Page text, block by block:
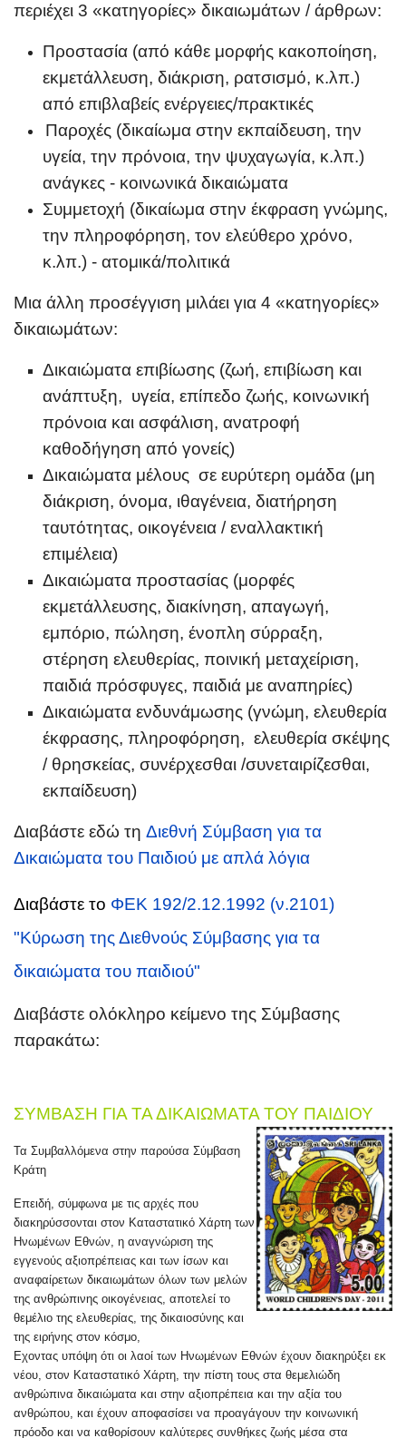
περιέχει 3 «κατηγορίες» δικαιωμάτων / άρθρων:
Προστασία (από κάθε μορφής κακοποίηση,
εκμετάλλευση, διάκριση, ρατσισμό, κ.λπ.)
από επιβλαβείς ενέργειες/πρακτικές
Παροχές (δικαίωμα στην εκπαίδευση, την
υγεία, την πρόνοια, την ψυχαγωγία, κ.λπ.)
ανάγκες - κοινωνικά δικαιώματα
Συμμετοχή (δικαίωμα στην έκφραση γνώμης,
την πληροφόρηση, τον ελεύθερο χρόνο,
κ.λπ.) - ατομικά/πολιτικά
Μια άλλη προσέγγιση μιλάει για 4 «κατηγορίες»
δικαιωμάτων:
Δικαιώματα επιβίωσης (ζωή, επιβίωση και
ανάπτυξη, υγεία, επίπεδο ζωής, κοινωνική
πρόνοια και ασφάλιση, ανατροφή
καθοδήγηση από γονείς)
Δικαιώματα μέλους σε ευρύτερη ομάδα (μη
διάκριση, όνομα, ιθαγένεια, διατήρηση
ταυτότητας, οικογένεια / εναλλακτική
επιμέλεια)
Δικαιώματα προστασίας (μορφές
εκμετάλλευσης, διακίνηση, απαγωγή,
εμπόριο, πώληση, ένοπλη σύρραξη,
στέρηση ελευθερίας, ποινική μεταχείριση,
παιδιά πρόσφυγες, παιδιά με αναπηρίες)
Δικαιώματα ενδυνάμωσης (γνώμη, ελευθερία
έκφρασης, πληροφόρηση, ελευθερία σκέψης
/ θρησκείας, συνέρχεσθαι /συνεταιρίζεσθαι,
εκπαίδευση)
Διαβάστε εδώ τη Διεθνή Σύμβαση για τα
Δικαιώματα του Παιδιού με απλά λόγια
Διαβάστε το ΦΕΚ 192/2.12.1992 (ν.2101)
"Κύρωση της Διεθνούς Σύμβασης για τα
δικαιώματα του παιδιού"
Διαβάστε ολόκληρο κείμενο της Σύμβασης
παρακάτω:
ΣΥΜΒΑΣΗ ΓΙΑ ΤΑ ΔΙΚΑΙΩΜΑΤΑ ΤΟΥ ΠΑΙΔΙΟΥ
Τα Συμβαλλόμενα στην παρούσα Σύμβαση
Κράτη
Επειδή, σύμφωνα με τις αρχές που
διακηρύσσονται στον Καταστατικό Χάρτη των
Ηνωμένων Εθνών, η αναγνώριση της
εγγενούς αξιοπρέπειας και των ίσων και
αναφαίρετων δικαιωμάτων όλων των μελών
της ανθρώπινης οικογένειας, αποτελεί το
θεμέλιο της ελευθερίας, της δικαιοσύνης και
της ειρήνης στον κόσμο,
Εχοντας υπόψη ότι οι λαοί των Ηνωμένων Εθνών έχουν διακηρύξει εκ
νέου, στον Καταστατικό Χάρτη, την πίστη τους στα θεμελιώδη
ανθρώπινα δικαιώματα και στην αξιοπρέπεια και την αξία του
ανθρώπου, και έχουν αποφασίσει να προαγάγουν την κοινωνική
πρόοδο και να καθορίσουν καλύτερες συνθήκες ζωής μέσα στα